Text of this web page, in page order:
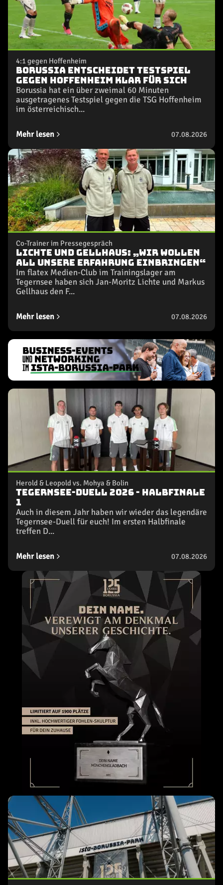
4:1 gegen Hoffenheim
Borussia entscheidet Testspiel
gegen Hoffenheim klar für sich
Borussia hat ein über zweimal 60 Minuten
ausgetragenes Testspiel gegen die TSG Hoffenheim
im österreichisch...
Mehr lesen 07.08.2026
Co-Trainer im Pressegespräch
Lichte und Gellhaus: „Wir wollen
all unsere Erfahrung einbringen“
Im flatex Medien-Club im Trainingslager am
Tegernsee haben sich Jan-Moritz Lichte und Markus
Gellhaus den F...
Mehr lesen 07.08.2026
Herold & Leopold vs. Mohya & Bolin
Tegernsee-Duell 2026 - Halbfinale
1
Auch in diesem Jahr haben wir wieder das legendäre
Tegernsee-Duell für euch! Im ersten Halbfinale
treffen D...
Mehr lesen 07.08.2026